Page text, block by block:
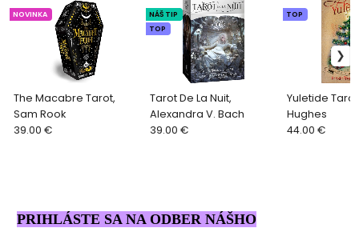
The Macabre Tarot,
Sam Rook
NOVINKA
39.00 €
Tarot De La Nuit,
Alexandra V. Bach
NÁŠ TIP
TOP
39.00 €
Yuletide
Hughes
TOP
44.00 €
PRIHLÁSTE SA NA ODBER NÁŠHO